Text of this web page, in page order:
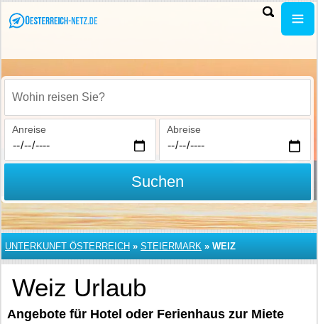
Wohin reisen Sie?
Anreise Abreise
Suchen
UNTERKUNFT ÖSTERREICH » STEIERMARK » WEIZ
Weiz Urlaub
Angebote für Hotel oder Ferienhaus zur Miete